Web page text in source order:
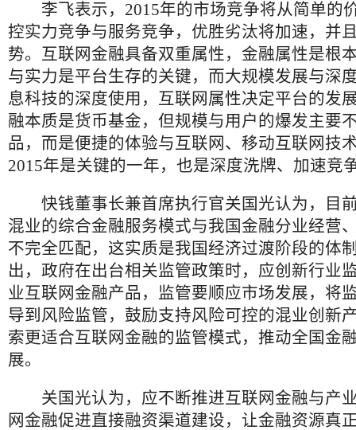
李飞表示，2015年的市场竞争将从简单的
控实力竞争与服务竞争，优胜劣汰将加速，并
势。互联网金融具备双重属性，金融属性是根
与实力是平台生存的关键，而大规模发展与深
息科技的深度使用，互联网属性决定平台的发
融本质是货币基金，但规模与用户的爆发主要
品，而是便捷的体验与互联网、移动互联网技
2015年是关键的一年，也是深度洗牌、加速竞
快钱董事长兼首席执行官关国光认为，目
混业的综合金融服务模式与我国金融分业经营
不完全匹配，这实质是我国经济过渡阶段的体
出，政府在出台相关监管政策时，应创新行业
业互联网金融产品，监管要顺应市场发展，将
导到风险监管，鼓励支持风险可控的混业创新
索更适合互联网金融的监管模式，推动全国金
展。
关国光认为，应不断推进互联网金融与产
网金融促进直接融资渠道建设，让金融资源真